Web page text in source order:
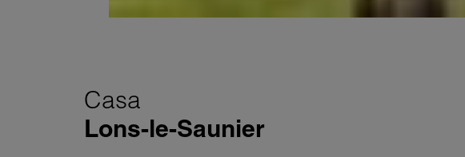
Casa
Lons-le-Saunier